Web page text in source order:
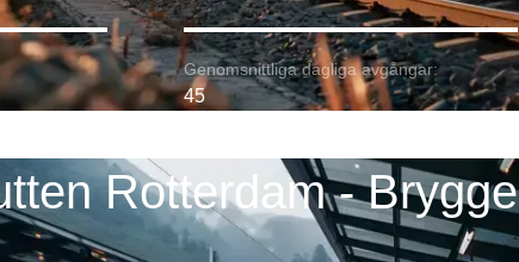
Genomsnittliga dagliga avgångar:
45
Rotterdam - Brygge